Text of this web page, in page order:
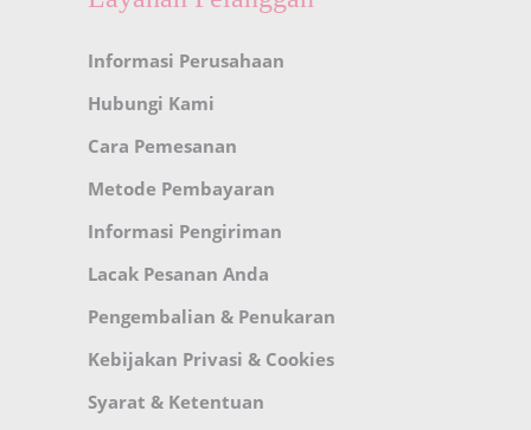
Informasi Perusahaan
Hubungi Kami
Cara Pemesanan
Metode Pembayaran
Informasi Pengiriman
Lacak Pesanan Anda
Pengembalian & Penukaran
Kebijakan Privasi & Cookies
Syarat & Ketentuan